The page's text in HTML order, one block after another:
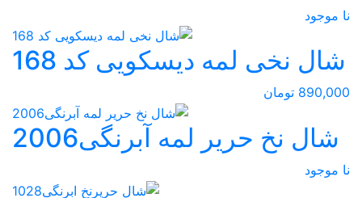
نا موجود
شال نخی لمه دیسکویی کد 168
890,000 تومان
شال نخ حریر لمه آبرنگی2006
نا موجود